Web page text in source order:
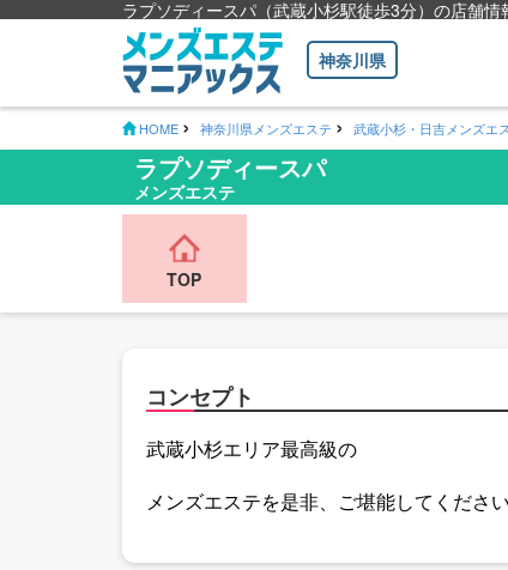
ラプソディースパ（武蔵小杉駅徒歩3分）の店舗情
神奈川県
HOME 神奈川県メンズエステ 武蔵小杉・日吉メンズエ
ラプソディースパ
メンズエステ
TOP
コンセプト
武蔵小杉エリア最高級の
メンズエステを是非、ご堪能してください